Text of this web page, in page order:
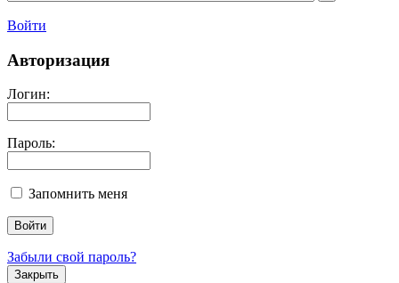
Войти
Авторизация
Логин:
Пароль:
Запомнить меня
Забыли свой пароль?
Закрыть